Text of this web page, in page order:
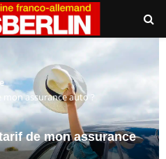
assurance auto ?
de mon assurance